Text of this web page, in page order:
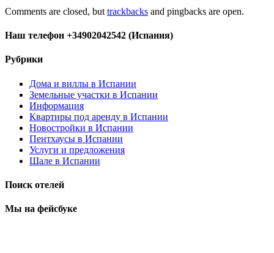
Comments are closed, but trackbacks and pingbacks are open.
Наш телефон +34902042542 (Испания)
Рубрики
Дома и виллы в Испании
Земельные участки в Испании
Информация
Квартиры под аренду в Испании
Новостройки в Испании
Пентхаусы в Испании
Услуги и предложения
Шале в Испании
Поиск отелей
Мы на фейсбуке